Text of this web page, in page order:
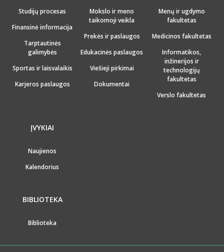
Studijų procesas
Finansinė informacija
Tarptautinės
galimybės
Sportas ir laisvalaikis
Karjeros paslaugos
Mokslo ir meno
taikomoji veikla
Prekės ir paslaugos
Edukacinės paslaugos
Viešieji pirkimai
Dokumentai
Menų ir ugdymo
fakultetas
Medicinos fakultetas
Informatikos,
inžinerijos ir
technologijų
fakultetas
Verslo fakultetas
ĮVYKIAI
Naujienos
Kalendorius
BIBLIOTEKA
Biblioteka